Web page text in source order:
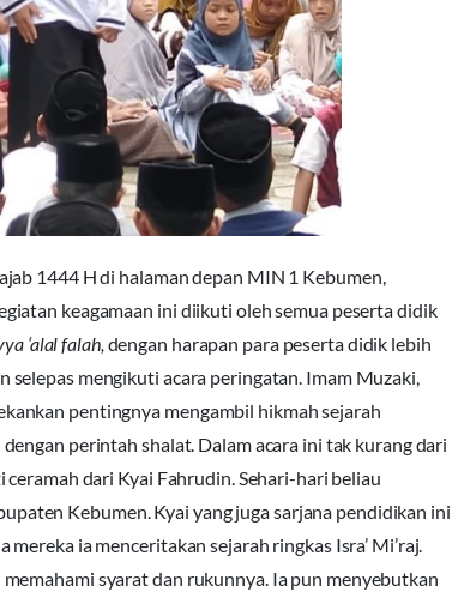
1444 H di halaman depan MIN 1 Kebumen,
keagamaan ini diikuti oleh semua peserta didik
‘alal falah,dengan harapan para peserta didik lebih
selepas mengikuti acara peringatan. Imam Muzaki,
pentingnya mengambil hikmah sejarah
perintah shalat. Dalam acara ini tak kurang dari
dari Kyai Fahrudin. Sehari-hari beliau
Kebumen. Kyai yang juga sarjana pendidikan ini
ia menceritakan sejarah ringkas Isra’ Mi’raj.
syarat dan rukunnya. Ia pun menyebutkan